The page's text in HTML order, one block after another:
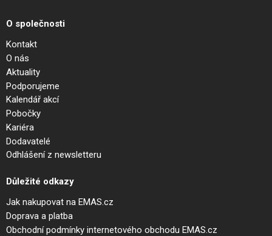
O společnosti
Kontakt
O nás
Aktuality
Podporujeme
Kalendář akcí
Pobočky
Kariéra
Dodavatelé
Odhlášení z newsletteru
Důležité odkazy
Jak nakupovat na EMAS.cz
Doprava a platba
Obchodní podmínky internetového obchodu EMAS.cz